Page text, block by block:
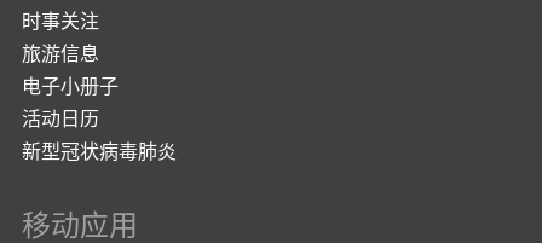
时事关注
旅游信息
电子小册子
活动日历
新型冠状病毒肺炎
移动应用